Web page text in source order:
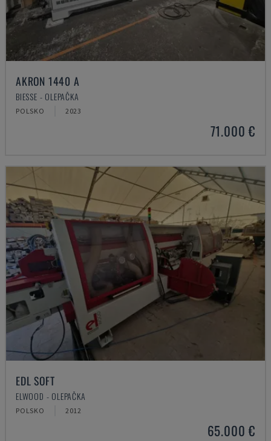
AKRON 1440 A
BIESSE - OLEPAČKA
POLSKO 2023
71.000 €
EDL SOFT
ELWOOD - OLEPAČKA
POLSKO 2012
65.000 €